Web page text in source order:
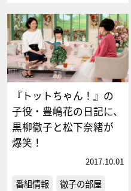
『トットちゃん！』の
子役・豊嶋花の日記に、
黒柳徹子と松下奈緒が
爆笑！
2017.10.01
番組情報 徹子の部屋